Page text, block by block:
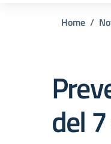
Home
del